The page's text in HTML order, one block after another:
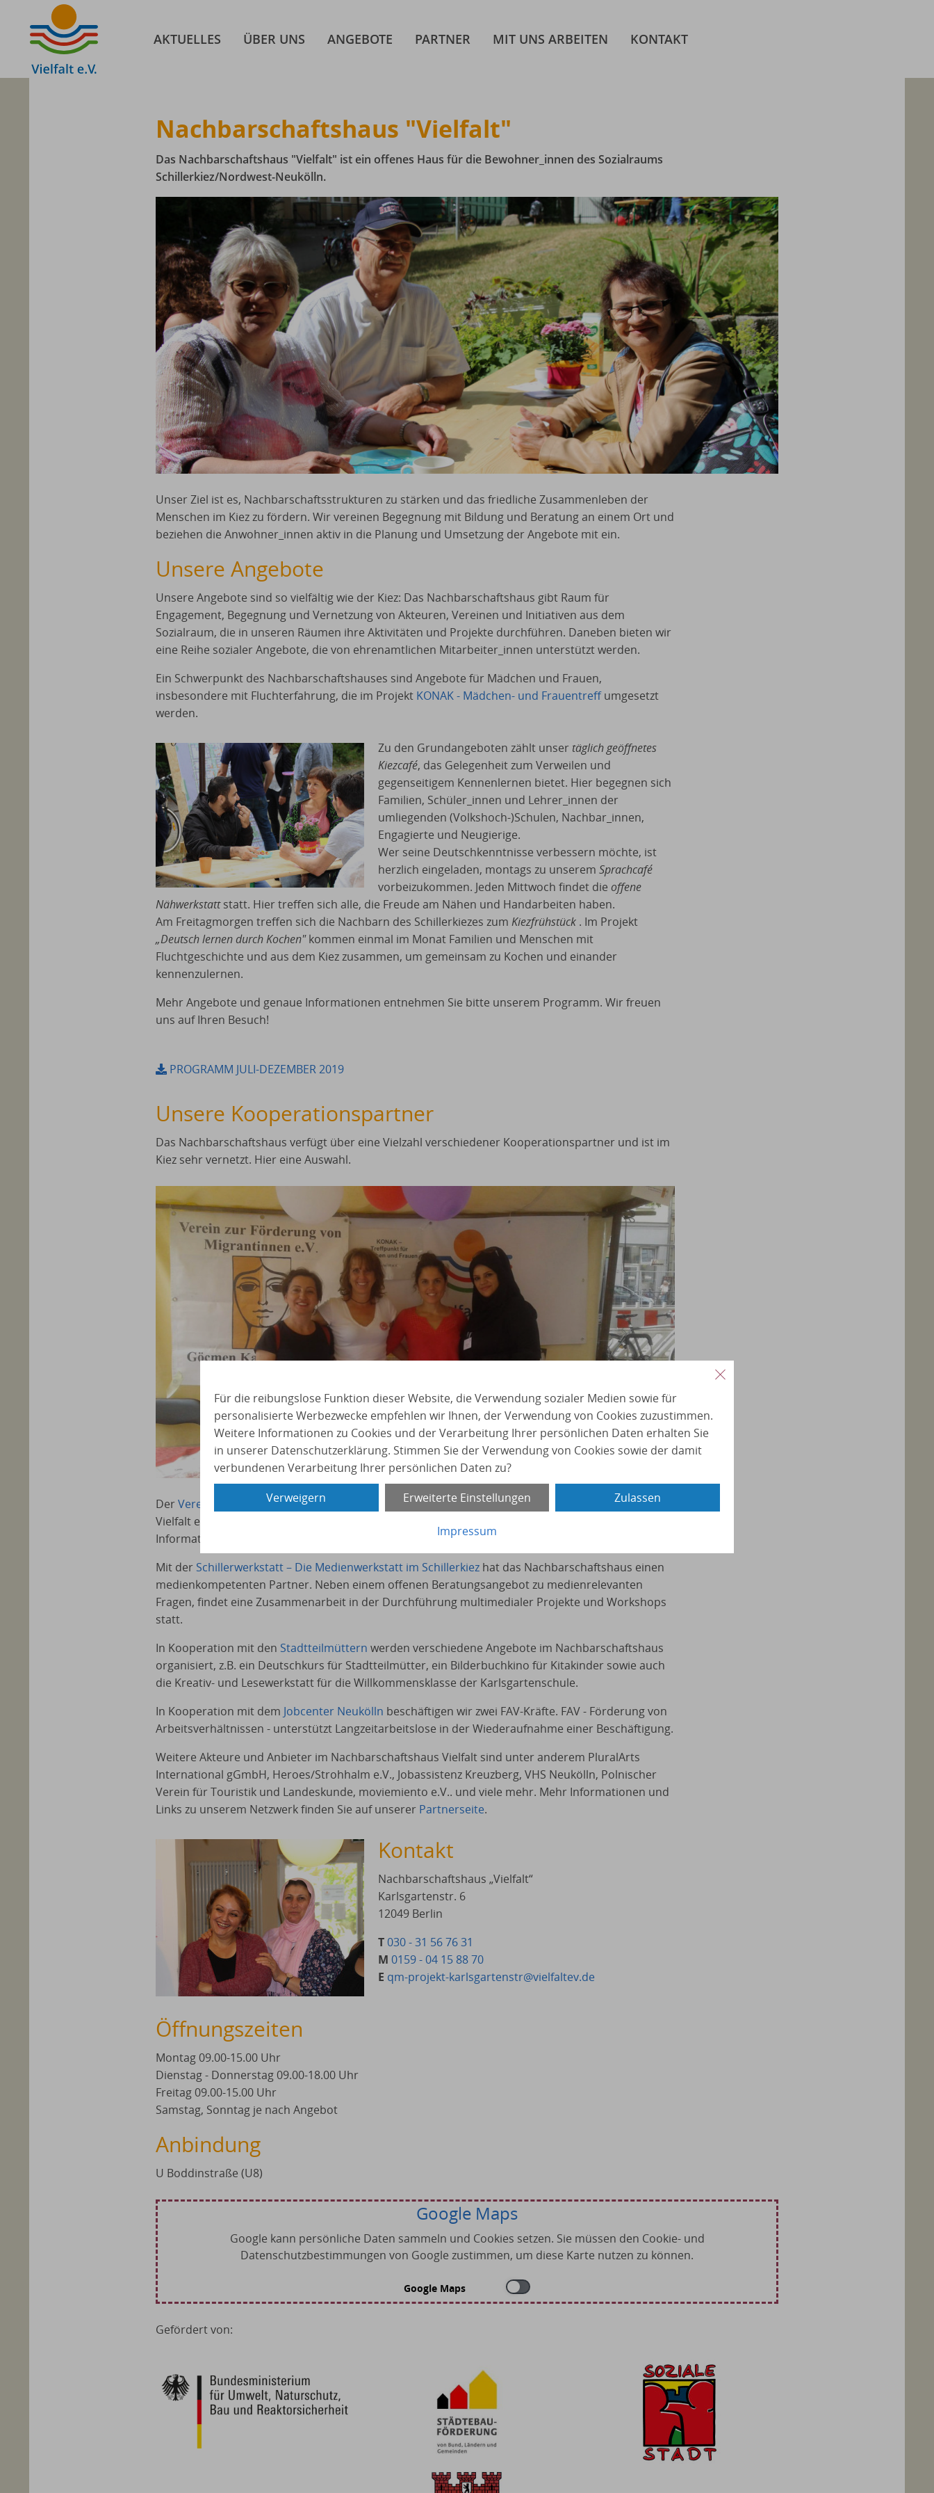
AKTUELLES ÜBER UNS ANGEBOTE PARTNER MIT UNS ARBEITEN KONTAKT
Nachbarschaftshaus "Vielfalt"
Das Nachbarschaftshaus "Vielfalt" ist ein offenes Haus für die Bewohner_innen des Sozialraums
Schillerkiez/Nordwest-Neukölln.
Unser Ziel ist es, Nachbarschaftsstrukturen zu stärken und das friedliche Zusammenleben der
Menschen im Kiez zu fördern. Wir vereinen Begegnung mit Bildung und Beratung an einem Ort und
beziehen die Anwohner_innen aktiv in die Planung und Umsetzung der Angebote mit ein.
Unsere Angebote
Unsere Angebote sind so vielfältig wie der Kiez: Das Nachbarschaftshaus gibt Raum für
Engagement, Begegnung und Vernetzung von Akteuren, Vereinen und Initiativen aus dem
Sozialraum, die in unseren Räumen ihre Aktivitäten und Projekte durchführen. Daneben bieten wir
eine Reihe sozialer Angebote, die von ehrenamtlichen Mitarbeiter_innen unterstützt werden.
Ein Schwerpunkt des Nachbarschaftshauses sind Angebote für Mädchen und Frauen,
insbesondere mit Fluchterfahrung, die im Projekt KONAK - Mädchen- und Frauentreffumgesetzt
werden.
Zu den Grundangeboten zählt unser täglich geöffnetes
Kiezcafé, das Gelegenheit zum Verweilen und
gegenseitigem Kennenlernen bietet. Hier begegnen sich
Familien, Schüler_innen und Lehrer_innen der
umliegenden (Volkshoch-)Schulen, Nachbar_innen,
Engagierte und Neugierige.
Wer seine Deutschkenntnisse verbessern möchte, ist
herzlich eingeladen, montags zu unserem Sprachcafé
vorbeizukommen. Jeden Mittwoch findet die offene
Nähwerkstattstatt. Hier treffen sich alle, die Freude am Nähen und Handarbeiten haben.
Am Freitagmorgen treffen sich die Nachbarn des Schillerkiezes zum Kiezfrühstück . Im Projekt
„Deutsch lernen durch Kochen"kommen einmal im Monat Familien und Menschen mit
Fluchtgeschichte und aus dem Kiez zusammen, um gemeinsam zu Kochen und einander
kennenzulernen.
Mehr Angebote und genaue Informationen entnehmen Sie bitte unserem Programm. Wir freuen
uns auf Ihren Besuch!
PROGRAMM JULI-DEZEMBER 2019
Unsere Kooperationspartner
Das Nachbarschaftshaus verfügt über eine Vielzahl verschiedener Kooperationspartner und ist im
Kiez sehr vernetzt. Hier eine Auswahl.
DerVerein zur Förderung von Migrantinnen e.V.kooperiert bereits seit mehreren Jahren mit
Vielfalt e.V. . Zum Programm des Vereins zählen u.a. Frauencafés, Chorproben,
Informationsveranstaltungen zu frauenrelevanten Themen und Koch- und Filmabende.
Mit der Schillerwerkstatt – Die Medienwerkstatt im Schillerkiez hat das Nachbarschaftshaus einen
medienkompetenten Partner. Neben einem offenen Beratungsangebot zu medienrelevanten
Fragen, findet eine Zusammenarbeit in der Durchführung multimedialer Projekte und Workshops
statt.
In Kooperation mit den Stadtteilmüttern werden verschiedene Angebote im Nachbarschaftshaus
organisiert, z.B. ein Deutschkurs für Stadtteilmütter, ein Bilderbuchkino für Kitakinder sowie auch
die Kreativ- und Lesewerkstatt für die Willkommensklasse der Karlsgartenschule.
In Kooperation mit dem Jobcenter Neukölln beschäftigen wir zwei FAV-Kräfte. FAV - Förderung von
Arbeitsverhältnissen - unterstützt Langzeitarbeitslose in der Wiederaufnahme einer Beschäftigung.
Weitere Akteure und Anbieter im Nachbarschaftshaus Vielfalt sind unter anderem PluralArts
International gGmbH, Heroes/Strohhalm e.V., Jobassistenz Kreuzberg, VHS Neukölln, Polnischer
Verein für Touristik und Landeskunde, moviemiento e.V.. und viele mehr. Mehr Informationen und
Links zu unserem Netzwerk finden Sie auf unserer Partnerseite.
Kontakt
Nachbarschaftshaus „Vielfalt“
Karlsgartenstr. 6
12049 Berlin
T030 - 31 56 76 31
M 0159 - 04 15 88 70
E qm-projekt-karlsgartenstr@vielfaltev.de
Öffnungszeiten
Montag 09.00-15.00 Uhr
Dienstag - Donnerstag 09.00-18.00 Uhr
Freitag 09.00-15.00 Uhr
Samstag, Sonntag je nach Angebot
Anbindung
U Boddinstraße (U8)
Google Maps
Google kann persönliche Daten sammeln und Cookies setzen. Sie müssen den Cookie- und
Datenschutzbestimmungen von Google zustimmen, um diese Karte nutzen zu können.
Google Maps
Gefördert von:
Für die reibungslose Funktion dieser Website, die Verwendung sozialer Medien sowie für
personalisierte Werbezwecke empfehlen wir Ihnen, der Verwendung von Cookies zuzustimmen.
Weitere Informationen zu Cookies und der Verarbeitung Ihrer persönlichen Daten erhalten Sie
in unserer Datenschutzerklärung. Stimmen Sie der Verwendung von Cookies sowie der damit
verbundenen Verarbeitung Ihrer persönlichen Daten zu?
Zulassen
Erweiterte Einstellungen
Verweigern
Impressum